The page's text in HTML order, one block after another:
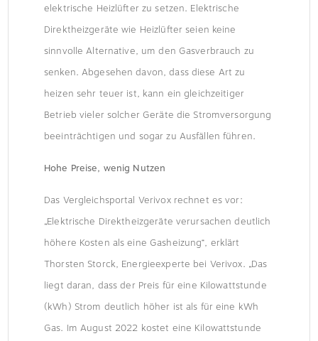
elektrische Heizlüfter zu setzen. Elektrische
Direktheizgeräte wie Heizlüfter seien keine
sinnvolle Alternative, um den Gasverbrauch zu
senken. Abgesehen davon, dass diese Art zu
heizen sehr teuer ist, kann ein gleichzeitiger
Betrieb vieler solcher Geräte die Stromversorgung
beeinträchtigen und sogar zu Ausfällen führen.
Hohe Preise, wenig Nutzen
Das Vergleichsportal Verivox rechnet es vor:
„Elektrische Direktheizgeräte verursachen deutlich
höhere Kosten als eine Gasheizung“, erklärt
Thorsten Storck, Energieexperte bei Verivox. „Das
liegt daran, dass der Preis für eine Kilowattstunde
(kWh) Strom deutlich höher ist als für eine kWh
Gas. Im August 2022 kostet eine Kilowattstunde